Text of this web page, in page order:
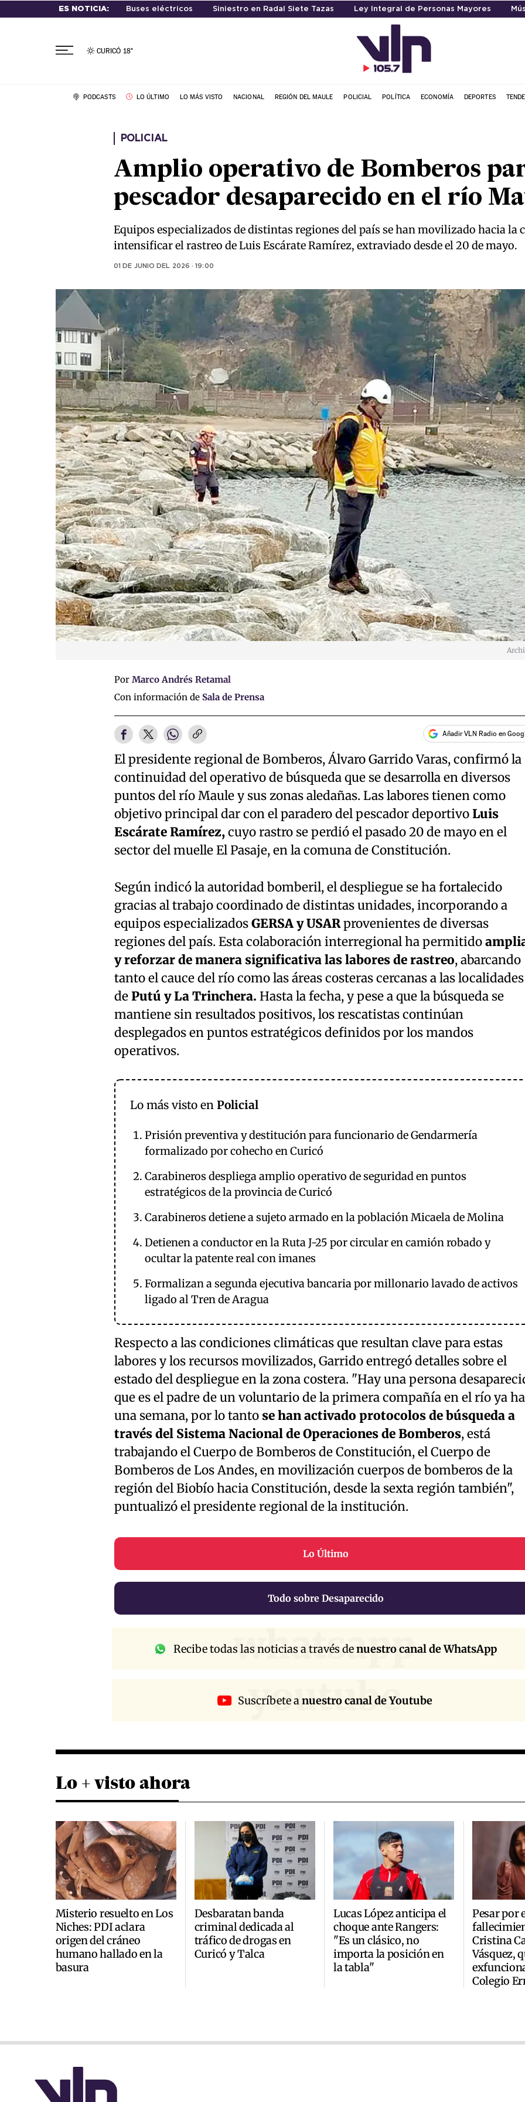
ES NOTICIA: Buses eléctricos Siniestro en Radal Siete Tazas Ley Integral de Personas Mayores
CURICÓ 18°
PODCASTS LO ÚLTIMO LO MÁS VISTO NACIONAL REGIÓN DEL MAULE POLICIAL POLÍTICA ECONOMÍA DEPORTES
POLICIAL
Amplio operativo de Bomberos
pescador desaparecido en el río
Equipos especializados de distintas regiones del país se han movilizado hacia la
intensificar el rastreo de Luis Escárate Ramírez, extraviado desde el 20 de mayo.
01 DE JUNIO DEL 2026 · 19:00
Por Marco Andrés Retamal
Con información de Sala de Prensa
Añadir VLN Radio en
El presidente regional de Bomberos, Álvaro Garrido Varas, confirmó la
continuidad del operativo de búsqueda que se desarrolla en diversos
puntos del río Maule y sus zonas aledañas. Las labores tienen como
objetivo principal dar con el paradero del pescador deportivoLuis
Escárate Ramírez,cuyo rastro se perdió el pasado 20 de mayo en el
sector del muelle El Pasaje, en la comuna de Constitución.
Según indicó la autoridad bomberil, el despliegue se ha fortalecido
gracias al trabajo coordinado de distintas unidades, incorporando a
equipos especializadosGERSA y USARprovenientes de diversas
regiones del país. Esta colaboración interregional ha permitido
y reforzar de manera significativa las labores de rastreo, abarcando
tanto el cauce del río como las áreas costeras cercanas a las localidades
dePutú y La Trinchera. Hasta la fecha, y pese a que la búsqueda se
mantiene sin resultados positivos, los rescatistas continúan
desplegados en puntos estratégicos definidos por los mandos
operativos.
Lo más visto en Policial
Prisión preventiva y destitución para funcionario de Gendarmería
formalizado por cohecho en Curicó
Carabineros despliega amplio operativo de seguridad en puntos
estratégicos de la provincia de Curicó
Carabineros detiene a sujeto armado en la población Micaela de Molina
Detienen a conductor en la Ruta J-25 por circular en camión robado y
ocultar la patente real con imanes
Formalizan a segunda ejecutiva bancaria por millonario lavado de activos
ligado al Tren de Aragua
Respecto a las condiciones climáticas que resultan clave para estas
labores y los recursos movilizados, Garrido entregó detalles sobre el
estado del despliegue en la zona costera. "Hay una persona
que es el padre de un voluntario de la primera compañía en el río ya
una semana, por lo tanto se han activado protocolos de búsqueda a
través del Sistema Nacional de Operaciones de Bomberos, está
trabajando el Cuerpo de Bomberos de Constitución, el Cuerpo de
Bomberos de Los Andes, en movilización cuerpos de bomberos de la
región del Biobío hacia Constitución, desde la sexta región también",
puntualizó el presidente regional de la institución.
Lo Último
Todo sobre Desaparecido
whatsapp
Recibe todas las noticias a través denuestro canal de WhatsApp
youtube
Suscríbete anuestro canal de Youtube
Lo + visto ahora
Misterio resuelto en Los
Niches: PDI aclara
origen del cráneo
humano hallado en la
basura
Desbaratan banda
criminal dedicada al
tráfico de drogas en
Curicó y Talca
Lucas López anticipa el
choque ante Rangers:
"Es un clásico, no
importa la posición en
la tabla"
Pesar por
Cristina
Vásquez,
Colegio